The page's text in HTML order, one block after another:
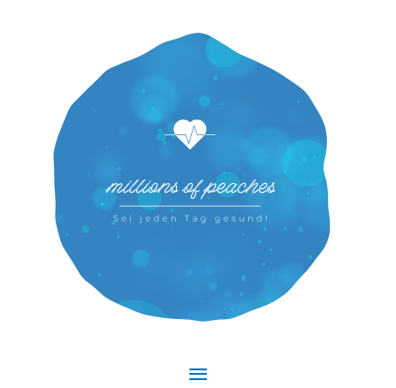
Hauptmenü